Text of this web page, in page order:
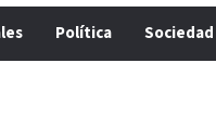
Política Sociedad